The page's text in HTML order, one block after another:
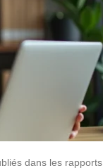
dans les rapports